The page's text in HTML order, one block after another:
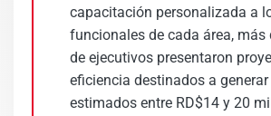
capacitación personalizada a
funcionales de cada área, más
de ejecutivos presentaron
eficiencia destinados a
estimados entre RD$14 y 20